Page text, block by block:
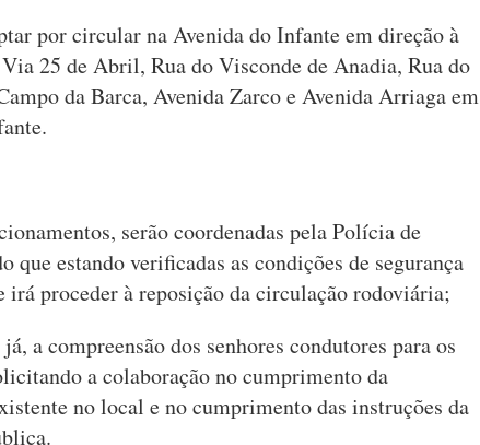
por circular na Avenida do Infante em direção à
25 de Abril, Rua do Visconde de Anadia, Rua do
da Barca, Avenida Zarco e Avenida Arriaga em
serão coordenadas pela Polícia de
que estando verificadas as condições de segurança
irá proceder à reposição da circulação rodoviária;
a compreensão dos senhores condutores para os
a colaboração no cumprimento da
no local e no cumprimento das instruções da